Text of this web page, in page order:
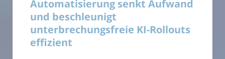
Automatisierung senkt Aufwand
und beschleunigt
unterbrechungsfreie KI-Rollouts
effizient